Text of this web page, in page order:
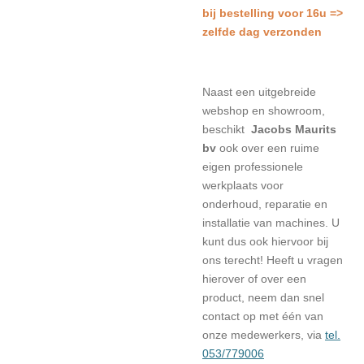
bij bestelling voor 16u =>
zelfde dag verzonden
Naast een uitgebreide
webshop en showroom,
beschikt Jacobs Maurits
bv ook over een ruime
eigen professionele
werkplaats voor
onderhoud, reparatie en
installatie van machines. U
kunt dus ook hiervoor bij
ons terecht! Heeft u vragen
hierover of over een
product, neem dan snel
contact op met één van
onze medewerkers, via tel.
053/779006